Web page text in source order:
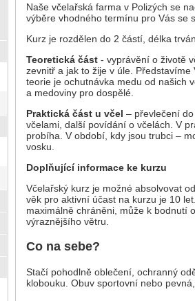
Naše včelařská farma v Polizých se
výběre vhodného termínu pro Vás se
Kurz je rozdělen do 2 částí, délka
Teoretická část - vyprávění o životě
zevnitř a jak to žije v úle.
teorie je ochutnávka medu od našich
a medoviny pro dospělé.
Praktická část u včel – převlečení
včelami, další povídání o včelách. V
probíha. V období, kdy jsou trubci –
vosku.
Doplňující informace ke kurzu
Včelařský kurz je možné absolvovat
věk pro aktivní účast na kurzu je 10
maximálně chráněni, může k bodnutí
výraznějšího větru.
Co na sebe?
Stačí pohodlně oblečení, ochranný
klobouku. Obuv sportovní nebo